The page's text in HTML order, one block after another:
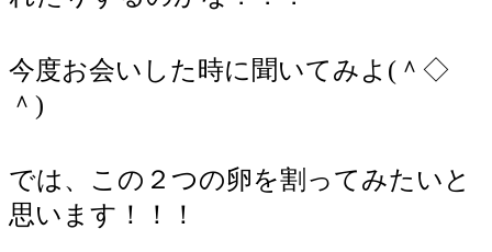
今度お会いした時に聞いてみよ(＾◇
＾)
では、この２つの卵を割ってみたいと
思います！！！